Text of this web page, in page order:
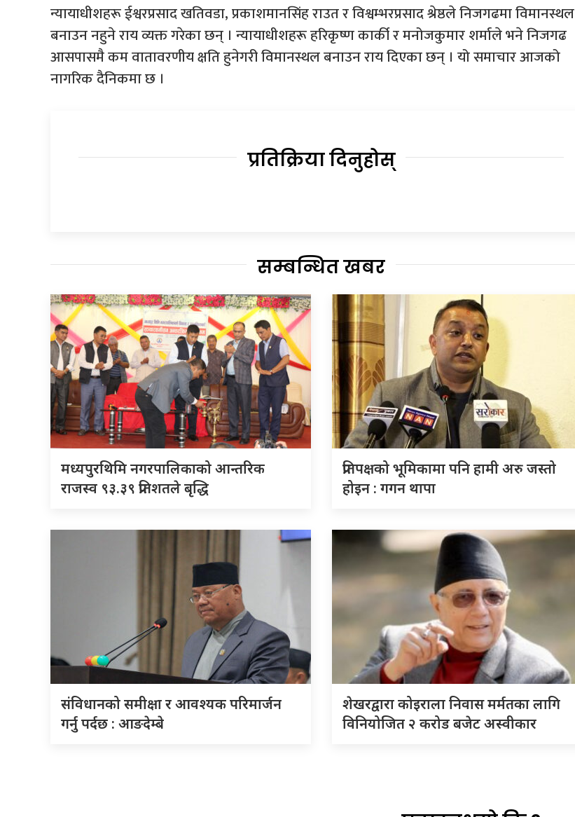
न्यायाधीशहरू ईश्वरप्रसाद खतिवडा, प्रकाशमानसिंह राउत र विश्वम्भरप्रसाद श्रेष्ठले निजगढमा विमानस्थल
बनाउन नहुने राय व्यक्त गरेका छन् । न्यायाधीशहरू हरिकृष्ण कार्की र मनोजकुमार शर्माले भने निजगढ
आसपासमै कम वातावरणीय क्षति हुनेगरी विमानस्थल बनाउन राय दिएका छन् । यो समाचार आजको
नागरिक दैनिकमा छ ।
प्रतिक्रिया दिनुहोस्
सम्बन्धित खबर
मध्यपुरथिमि नगरपालिकाको आन्तरिक
राजस्व ९३.३९ प्रतिशतले बृद्धि
प्रतिपक्षको भूमिकामा पनि हामी अरु जस्तो
होइन : गगन थापा
संविधानको समीक्षा र आवश्यक परिमार्जन
गर्नु पर्दछ : आङदेम्बे
शेखरद्वारा कोइराला निवास मर्मतका लागि
विनियोजित २ करोड बजेट अस्वीकार